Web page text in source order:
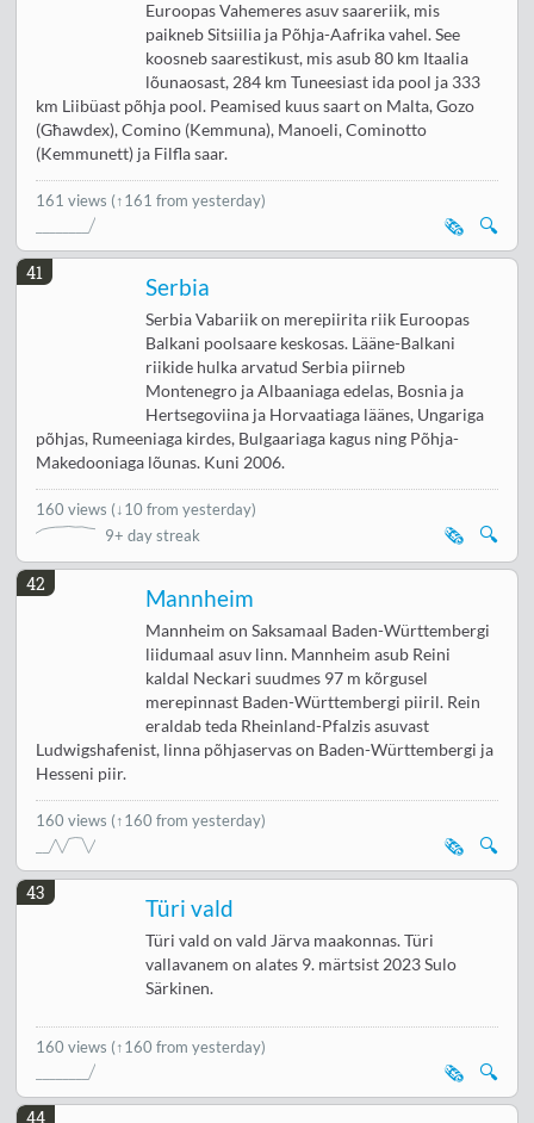
Euroopas Vahemeres asuv saareriik, mis
paikneb Sitsiilia ja Põhja-Aafrika vahel. See
koosneb saarestikust, mis asub 80 km Itaalia
lõunaosast, 284 km Tuneesiast ida pool ja 333
km Liibüast põhja pool. Peamised kuus saart on Malta, Gozo
(Għawdex), Comino (Kemmuna), Manoeli, Cominotto
(Kemmunett) ja Filfla saar.
161 views (↑161 from yesterday)
🔍
🗞️
41
Serbia
Serbia Vabariik on merepiirita riik Euroopas
Balkani poolsaare keskosas. Lääne-Balkani
riikide hulka arvatud Serbia piirneb
Montenegro ja Albaaniaga edelas, Bosnia ja
Hertsegoviina ja Horvaatiaga läänes, Ungariga
põhjas, Rumeeniaga kirdes, Bulgaariaga kagus ning Põhja-
Makedooniaga lõunas. Kuni 2006.
160 views (↓10 from yesterday)
9+ day streak
🔍
🗞️
42
Mannheim
Mannheim on Saksamaal Baden-Württembergi
liidumaal asuv linn. Mannheim asub Reini
kaldal Neckari suudmes 97 m kõrgusel
merepinnast Baden-Württembergi piiril. Rein
eraldab teda Rheinland-Pfalzis asuvast
Ludwigshafenist, linna põhjaservas on Baden-Württembergi ja
Hesseni piir.
160 views (↑160 from yesterday)
🔍
🗞️
43
Türi vald
Türi vald on vald Järva maakonnas. Türi
vallavanem on alates 9. märtsist 2023 Sulo
Särkinen.
160 views (↑160 from yesterday)
🔍
🗞️
44